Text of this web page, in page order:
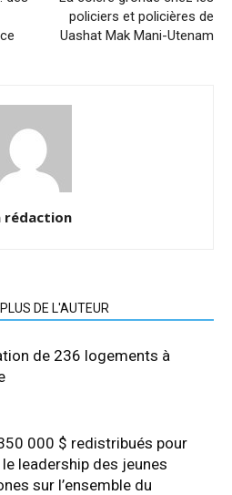
policiers et policières de
Uashat Mak Mani-Utenam
rédaction
PLUS DE L'AUTEUR
de 236 logements à
000 $ redistribués pour
leadership des jeunes
sur l’ensemble du